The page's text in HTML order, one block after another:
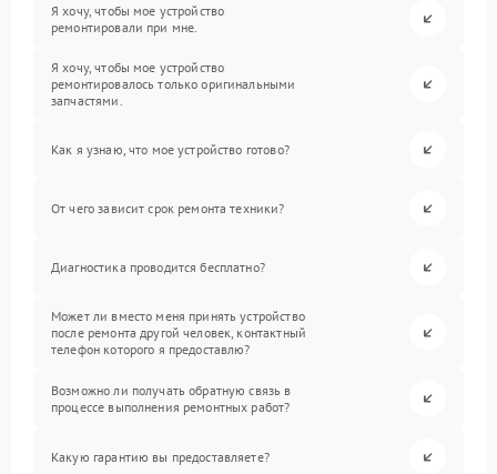
Я хочу, чтобы мое устройство
ремонтировали при мне.
Я хочу, чтобы мое устройство
ремонтировалось только оригинальными
запчастями.
Как я узнаю, что мое устройство готово?
От чего зависит срок ремонта техники?
Диагностика проводится бесплатно?
Может ли вместо меня принять устройство
после ремонта другой человек, контактный
телефон которого я предоставлю?
Возможно ли получать обратную связь в
процессе выполнения ремонтных работ?
Какую гарантию вы предоставляете?